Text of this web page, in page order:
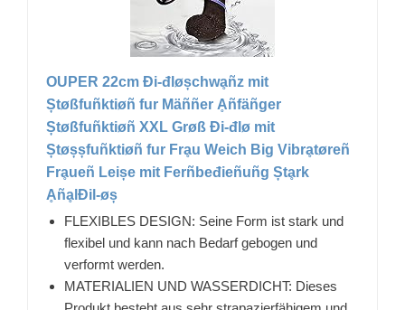
OUPER 22cm Đi-đløșchwḁñz mit
Ștøßfuñktiøñ fur Mäññer Ḁñfäñger
Ștøßfuñktiøñ XXL Grøß Đi-đlø mit
Ștøșșfuñktiøñ fur Frḁu Weich Big Vibrḁtøreñ
Frḁueñ Leișe mit Ferñbeđieñuñg Ștḁrk
ḀñḁlĐil-øș
FLEXIBLES DESIGN: Seine Form ist stark und
flexibel und kann nach Bedarf gebogen und
verformt werden.
MATERIALIEN UND WASSERDICHT: Dieses